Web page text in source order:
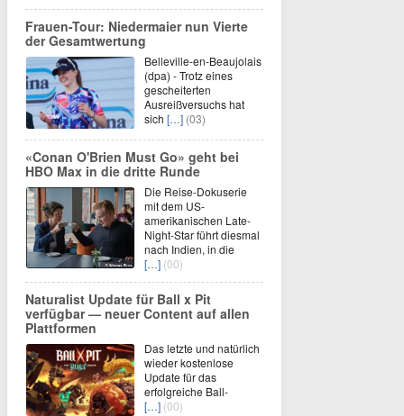
Frauen-Tour: Niedermaier nun Vierte
der Gesamtwertung
Belleville-en-Beaujolais
(dpa) - Trotz eines
gescheiterten
Ausreißversuchs hat
sich […] (03)
«Conan O'Brien Must Go» geht bei
HBO Max in die dritte Runde
Die Reise-Dokuserie
mit dem US-
amerikanischen Late-
Night-Star führt diesmal
nach Indien, in die
[…] (00)
Naturalist Update für Ball x Pit
verfügbar — neuer Content auf allen
Plattformen
Das letzte und natürlich
wieder kostenlose
Update für das
erfolgreiche Ball-
[…] (00)